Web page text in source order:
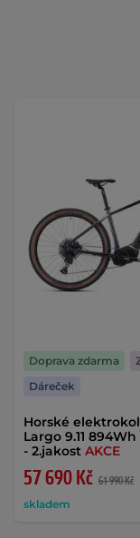
Horské
Largo 9.11
- 2.jakost AKCE
57 690 Kč 61 990 Kč
skladem
Doprava zdarma
Dáreček